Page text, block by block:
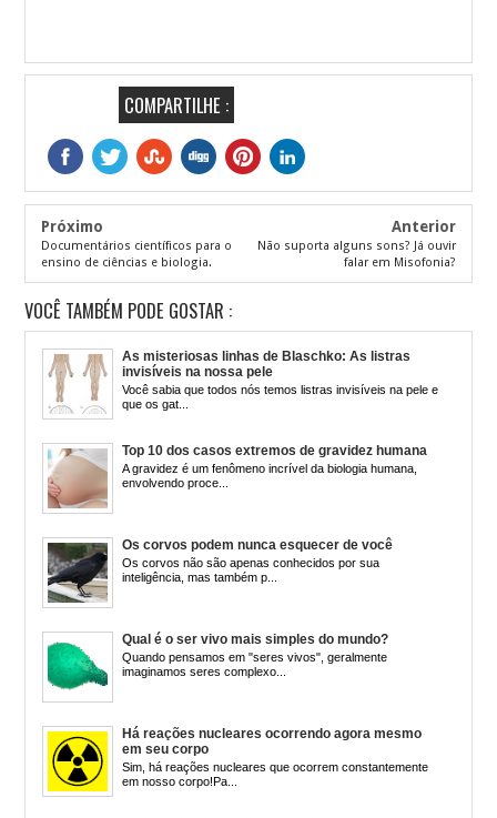
COMPARTILHE :
Próximo
Documentários científicos para o
ensino de ciências e biologia.
Anterior
Não suporta alguns sons? Já ouvir
falar em Misofonia?
VOCÊ TAMBÉM PODE GOSTAR :
As misteriosas linhas de Blaschko: As listras
invisíveis na nossa pele
Você sabia que todos nós temos listras invisíveis na pele e
que os gat...
Top 10 dos casos extremos de gravidez humana
A gravidez é um fenômeno incrível da biologia humana,
envolvendo proce...
Os corvos podem nunca esquecer de você
Os corvos não são apenas conhecidos por sua
inteligência, mas também p...
Qual é o ser vivo mais simples do mundo?
Quando pensamos em "seres vivos", geralmente
imaginamos seres complexo...
Há reações nucleares ocorrendo agora mesmo
em seu corpo
Sim, há reações nucleares que ocorrem constantemente
em nosso corpo!Pa...